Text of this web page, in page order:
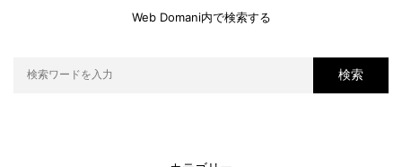
Web Domani内で検索する
検索